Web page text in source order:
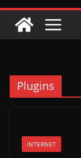
Plugins
INTERNET